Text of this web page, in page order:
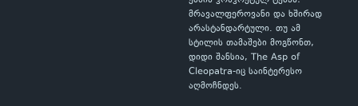
მრავალფეროვანი და ხშირად
არასტანდარტული. თუ ამ
სტილის თამაშები მოგწონთ,
დიდი შანსია, The Asp of
Cleopatra-იც საინტერესო
აღმოჩნდეს.